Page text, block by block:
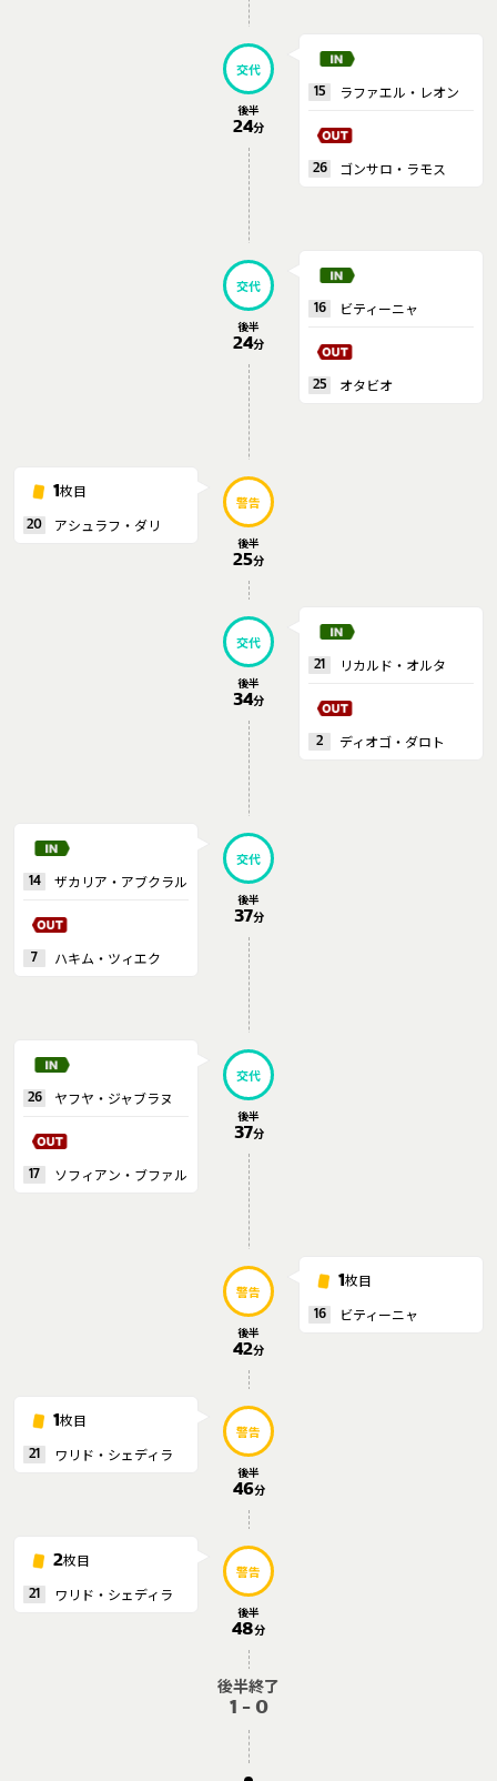
交代
後半
24分
15 ラファエル・レオン
26 ゴンサロ・ラモス
交代
後半
24分
16 ビティーニャ
25 オタビオ
1枚目
20 アシュラフ・ダリ
警告
後半
25分
交代
後半
34分
21 リカルド・オルタ
2 ディオゴ・ダロト
14 ザカリア・アブクラル
7 ハキム・ツィエク
交代
後半
37分
26 ヤフヤ・ジャブラヌ
17 ソフィアン・ブファル
交代
後半
37分
警告
後半
42分
1枚目
16 ビティーニャ
1枚目
21 ワリド・シェディラ
警告
後半
46分
2枚目
21 ワリド・シェディラ
警告
後半
48分
後半終了
1 - 0